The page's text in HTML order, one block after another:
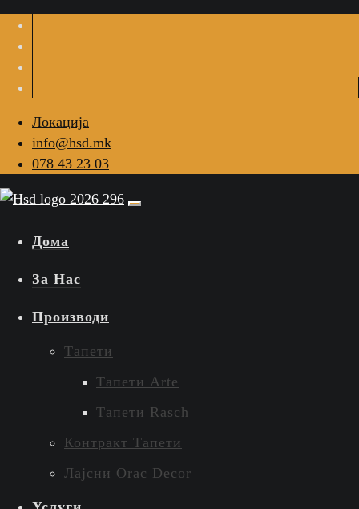
Локација
info@hsd.mk
078 43 23 03
Дома
За Нас
Производи
Тапети
Тапети Arte
Тапети Rasch
Контракт Тапети
Лајсни Orac Decor